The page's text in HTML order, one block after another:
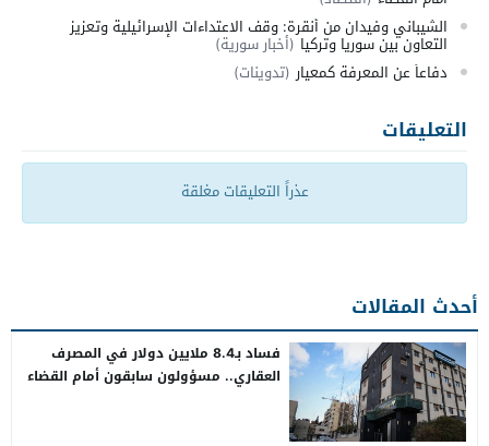
الشيباني وفيدان من أنقرة: وقف الاعتداءات الإسرائيلية وتعزيز
التعاون بين سوريا وتركيا (أخبار سورية)
دفاعاً عن المعرفة كمعيار (تدوينات)
التعليقات
عذراً التعليقات مغلقة
أحدث المقالات
فساد بـ8.4 ملايين دولار في المصرف
العقاري.. مسؤولون سابقون أمام القضاء